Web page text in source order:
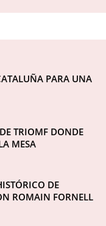
PARA UNA
TRIOMF DONDE
MESA
DE
ROMAIN FORNELL